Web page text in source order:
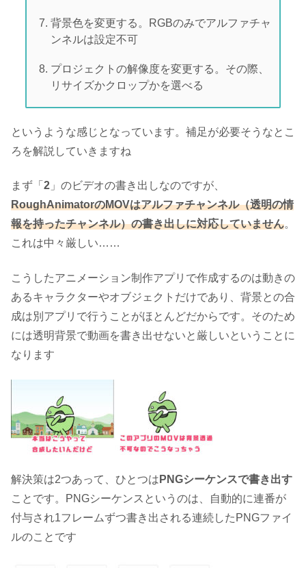
背景色を変更する。RGBのみでアルファチャ
ンネルは設定不可
プロジェクトの解像度を変更する。その際、
リサイズかクロップかを選べる
というような感じとなっています。補足が必要そうなとこ
ろを解説していきますね
まず「 2 」のビデオの書き出しなのですが、
RoughAnimatorのMOVはアルファチャンネル（透明の情
報を持ったチャンネル）の書き出しに対応していません。
これは中々厳しい……
こうしたアニメーション制作アプリで作成するのは動きの
あるキャラクターやオブジェクトだけであり、背景との合
成は別アプリで行うことがほとんどだからです。そのため
には透明背景で動画を書き出せないと厳しいということに
なります
解決策は2つあって、ひとつは PNGシーケンスで書き出す
ことです。PNGシーケンスというのは、自動的に連番が
付与され1フレームずつ書き出される連続したPNGファイ
ルのことです